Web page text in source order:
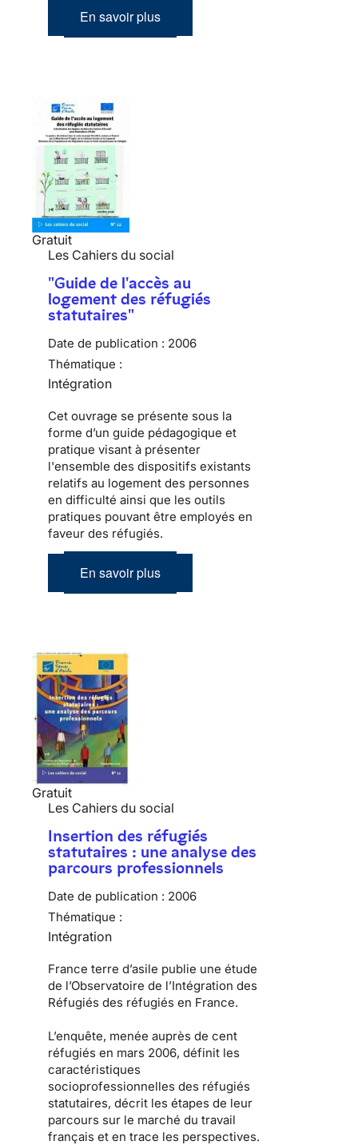
En savoir plus
Gratuit
Les Cahiers du social
"Guide de l'accès au
logement des réfugiés
statutaires"
Date de publication : 2006
Thématique :
Intégration
Cet ouvrage se présente sous la
forme d’un guide pédagogique et
pratique visant à présenter
l'ensemble des dispositifs existants
relatifs au logement des personnes
en difficulté ainsi que les outils
pratiques pouvant être employés en
faveur des réfugiés.
En savoir plus
Gratuit
Les Cahiers du social
Insertion des réfugiés
statutaires : une analyse des
parcours professionnels
Date de publication : 2006
Thématique :
Intégration
France terre d’asile publie une étude
de l’Observatoire de l’Intégration des
Réfugiés des réfugiés en France.
L’enquête, menée auprès de cent
réfugiés en mars 2006, définit les
caractéristiques
socioprofessionnelles des réfugiés
statutaires, décrit les étapes de leur
parcours sur le marché du travail
français et en trace les perspectives.